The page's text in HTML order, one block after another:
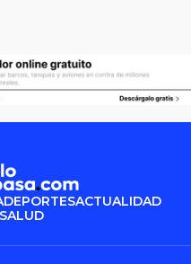
DEPORTESACTUALIDAD